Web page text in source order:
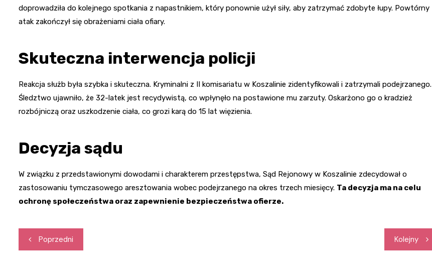
doprowadziła do kolejnego spotkania z napastnikiem, który ponownie użył siły, aby zatrzymać zdobyte łupy. Powtórny
atak zakończył się obrażeniami ciała ofiary.
Skuteczna interwencja policji
Reakcja służb była szybka i skuteczna. Kryminalni z II komisariatu w Koszalinie zidentyfikowali i zatrzymali podejrzanego.
Śledztwo ujawniło, że 32-latek jest recydywistą, co wpłynęło na postawione mu zarzuty. Oskarżono go o kradzież
rozbójniczą oraz uszkodzenie ciała, co grozi karą do 15 lat więzienia.
Decyzja sądu
W związku z przedstawionymi dowodami i charakterem przestępstwa, Sąd Rejonowy w Koszalinie zdecydował o
zastosowaniu tymczasowego aresztowania wobec podejrzanego na okres trzech miesięcy. Ta decyzja ma na celu
ochronę społeczeństwa oraz zapewnienie bezpieczeństwa ofierze.
Nawigacja
wpisu
Poprzedni Kolejny